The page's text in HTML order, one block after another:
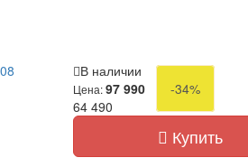
В наличии
Цена:97 990
-34%
64 490
Купить